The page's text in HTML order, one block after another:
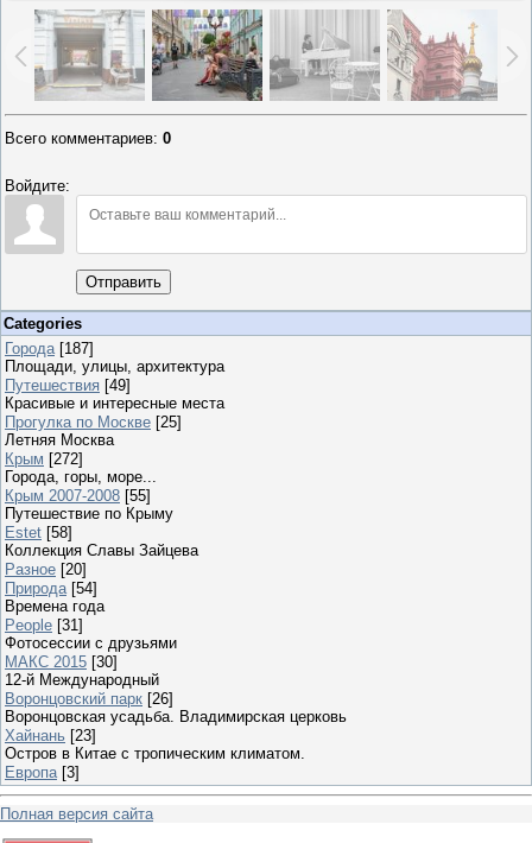
Всего комментариев: 0
Войдите:
Отправить
Categories
Города [187]
Площади, улицы, архитектура
Путешествия [49]
Красивые и интересные места
Прогулка по Москве [25]
Летняя Москва
Крым [272]
Города, горы, море...
Крым 2007-2008 [55]
Путешествие по Крыму
Estet [58]
Коллекция Славы Зайцева
Разное [20]
Природа [54]
Времена года
People [31]
Фотосессии с друзьями
МАКС 2015 [30]
12-й Международный
Воронцовский парк [26]
Воронцовская усадьба. Владимирская церковь
Хайнань [23]
Остров в Китае с тропическим климатом.
Европа [3]
Полная версия сайта